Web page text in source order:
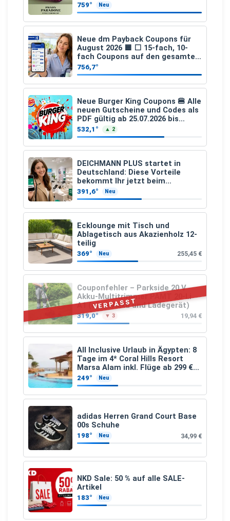
759° Neu
Neue dm Payback Coupons für
August 2026 🟦 ⬜ 15-fach, 10-
fach Coupons auf den gesamten
Einkauf ab 2 €
756,7°
Neue Burger King Coupons 🍔 Alle
neuen Gutscheine und Codes als
PDF gültig ab 25.07.2026 bis
04.09.2026
532,1° ▲ 2
DEICHMANN PLUS startet in
Deutschland: Diese Vorteile
bekommt Ihr jetzt beim
Schuhkauf
391,6° Neu
Ecklounge mit Tisch und
Ablagetisch aus Akazienholz 12-
teilig
369° Neu 255,45 €
VERPASST
Couponfehler – Parkside 20 V
Akku-Multitrimmer PAMT 20-Li
A1 (ohne Akku und Ladegerät)
319,0° ▼ 3 19,94 €
All Inclusive Urlaub in Ägypten: 8
Tage im 4* Coral Hills Resort
Marsa Alam inkl. Flüge ab 299 €
p.P.
249° Neu
adidas Herren Grand Court Base
00s Schuhe
198° Neu 34,99 €
NKD Sale: 50 % auf alle SALE-
Artikel
183° Neu